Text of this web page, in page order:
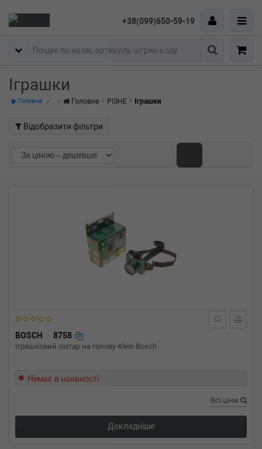
+38(099)650-59-19
Пошук
Іграшки
Головна Головна РІЗНЕ Іграшки
Відобразити фільтри
BOSCH 8758
Іграшковий ліхтар на голову Klein Bosch
Немає в наявності
Всі ціни
Докладніше